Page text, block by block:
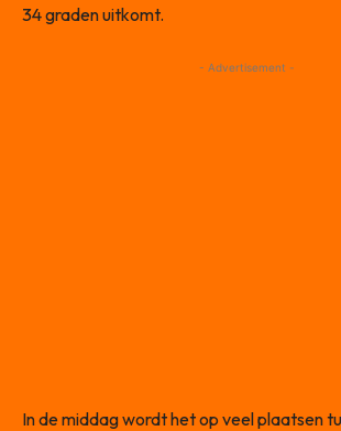
34 graden uitkomt.
- Advertisement -
In de middag wordt het op veel plaatsen